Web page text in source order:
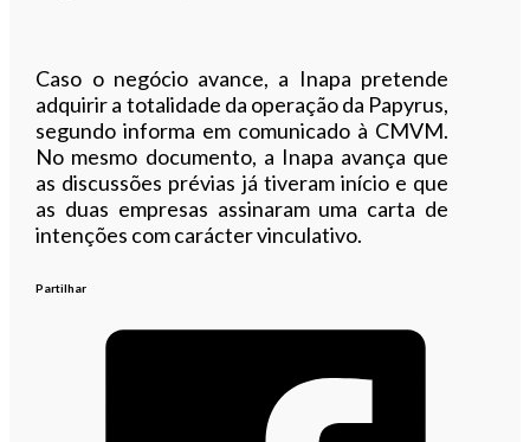
Caso o negócio avance, a Inapa pretende
adquirir a totalidade da operação da Papyrus,
segundo informa em comunicado à CMVM.
No mesmo documento, a Inapa avança que
as discussões prévias já tiveram início e que
as duas empresas assinaram uma carta de
intenções com carácter vinculativo.
Partilhar